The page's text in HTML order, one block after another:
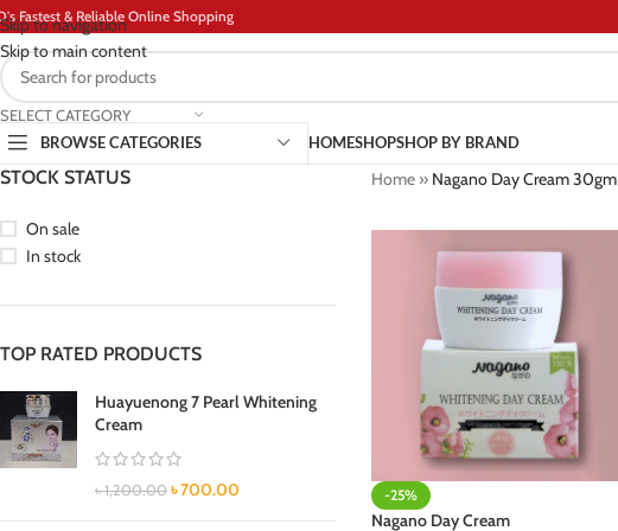
Skip to navigation
Skip to main content
Fastest & Reliable Online Shopping
SELECT CATEGORY
BROWSE CATEGORIES
HOMESHOPSHOP BY BRAND
STOCK STATUS
On sale
In stock
TOP RATED PRODUCTS
Huayuenong 7 Pearl Whitening
Cream
৳1,200.00 ৳700.00
Home» Nagano Day Cream 30gm
-25%
Nagano Day Cream